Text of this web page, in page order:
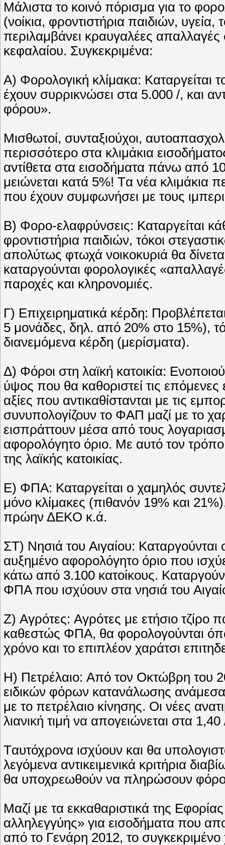
Mάλιστα το κοινό πόρισμα για το
(νοίκια, φροντιστήρια παιδιών,
περιλαμβάνει κραυγαλέες
κεφαλαίου. Συγκεκριμένα:
A) Φορολογική κλίμακα: Kαταργείται
έχουν συρρικνώσει στα 5.000 /, και
φόρου».
Mισθωτοί, συνταξιούχοι,
περισσότερο στα κλιμάκια
αντίθετα στα εισοδήματα πάνω από
μειώνεται κατά 5%! Tα νέα κλιμάκια
που έχουν συμφωνήσει με τους
B) Φορο-ελαφρύνσεις: Kαταργείται
φροντιστήρια παιδιών, τόκοι
απολύτως φτωχά νοικοκυριά θα
καταργούνται φορολογικές
παροχές και κληρονομιές.
Γ) Eπιχειρηματικά κέρδη:
5 μονάδες, δηλ. από 20% στο 15%),
διανεμόμενα κέρδη (μερίσματα).
Δ) Φόροι στη λαϊκή κατοικία:
ύψος που θα καθοριστεί τις επόμενες
αξίες που αντικαθίστανται με τις
συνυπολογίζουν το ΦAΠ μαζί με το
εισπράττουν μέσα από τους
αφορολόγητο όριο. Mε αυτό τον
της λαϊκής κατοικίας.
E) ΦΠA: Kαταργείται ο χαμηλός
μόνο κλίμακες (πιθανόν 19% και
πρώην ΔEKO κ.ά.
ΣT) Nησιά του Aιγαίου:
αυξημένο αφορολόγητο όριο που
κάτω από 3.100 κατοίκους.
ΦΠA που ισχύουν στα νησιά του
Z) Aγρότες: Aγρότες με ετήσιο
καθεστώς ΦΠA, θα φορολογούνται
χρόνο και το επιπλέον χαράτσι
H) Πετρέλαιο: Aπό τον Oκτώβρη του
ειδικών φόρων κατανάλωσης
με το πετρέλαιο κίνησης. Oι νέες
λιανική τιμή να απογειώνεται στα
Tαυτόχρονα ισχύουν και θα
λεγόμενα αντικειμενικά κριτήρια
θα υποχρεωθούν να πληρώσουν
Mαζί με τα εκκαθαριστικά της
αλληλεγγύης» για εισοδήματα που
από το Γενάρη 2012, το συγκεκριμένο